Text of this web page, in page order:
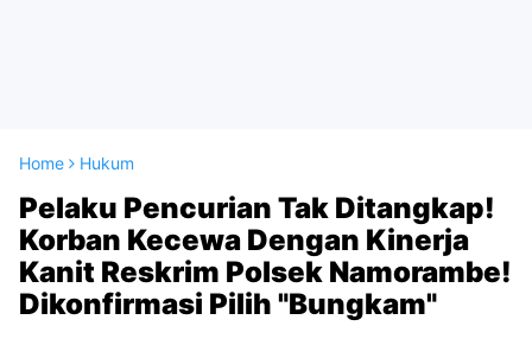
Home Hukum
Pelaku Pencurian Tak Ditangkap!
Korban Kecewa Dengan Kinerja
Kanit Reskrim Polsek Namorambe!
Dikonfirmasi Pilih "Bungkam"